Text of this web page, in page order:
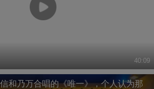
40:09
和乃万合唱的《唯一》，个人认为那